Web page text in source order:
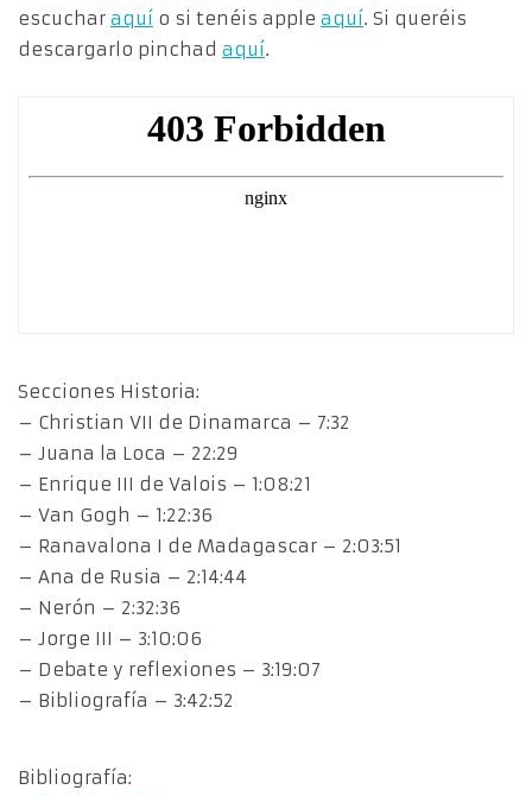
escuchar aquí o si tenéis apple aquí. Si queréis
descargarlo pinchad aquí.
Secciones Historia:
– Christian VII de Dinamarca – 7:32
– Juana la Loca – 22:29
– Enrique III de Valois – 1:08:21
– Van Gogh – 1:22:36
– Ranavalona I de Madagascar – 2:03:51
– Ana de Rusia – 2:14:44
– Nerón – 2:32:36
– Jorge III – 3:10:06
– Debate y reflexiones – 3:19:07
– Bibliografía – 3:42:52
Bibliografía: